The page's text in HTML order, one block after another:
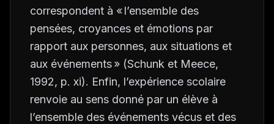
correspondent à « l’ensemble des
pensées, croyances et émotions par
rapport aux personnes, aux situations et
aux événements » (Schunk et Meece,
1992, p. xi). Enfin, l’expérience scolaire
renvoie au sens donné par un élève à
l’ensemble des événements vécus et des